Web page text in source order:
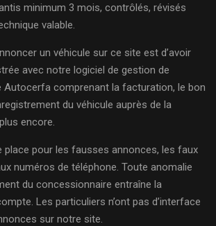
minimum 3 mois, contrôlés, révisés
valable.
un véhicule sur ce site est d’avoir
avec notre logiciel de gestion de
Autocerfa comprenant la facturation, le bon
du véhicule auprès de la
encore.
place pour les fausses annonces, les faux
numéros de téléphone. Toute anomalie
du concessionnaire entraîne la
Les particuliers n’ont pas d’interface
sur notre site.